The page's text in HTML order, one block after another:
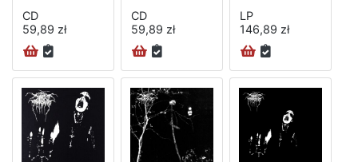
CD
59,89 zł
CD
59,89 zł
LP
146,89 zł